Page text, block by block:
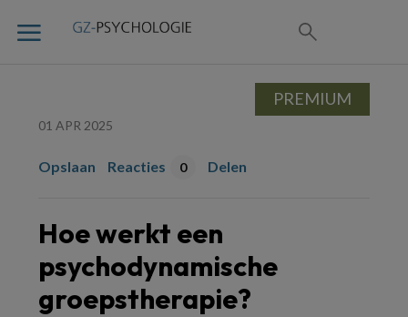
01 APR 2025
Opslaan Reacties 0 Delen
Hoe werkt een
psychodynamische
groepstherapie?
PREMIUM